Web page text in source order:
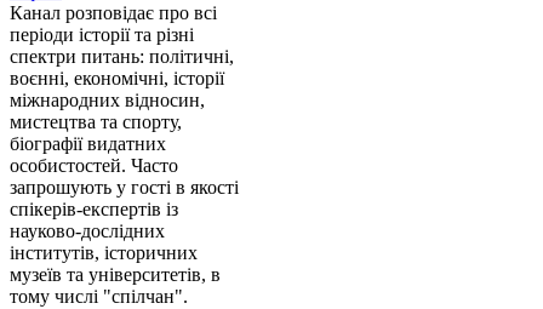
Канал розповідає про всі
періоди історії та різні
спектри питань: політичні,
воєнні, економічні, історії
міжнародних відносин,
мистецтва та спорту,
біографії видатних
особистостей. Часто
запрошують у гості в якості
спікерів-експертів із
науково-дослідних
інститутів, історичних
музеїв та університетів, в
тому числі "спілчан".